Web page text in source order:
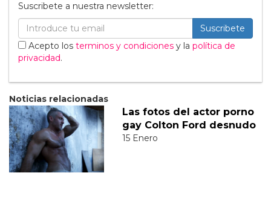
Suscribete a nuestra newsletter:
Suscribete
Acepto los terminos y condiciones y la política de
privacidad.
Noticias relacionadas
Las fotos del actor porno
gay Colton Ford desnudo
15 Enero